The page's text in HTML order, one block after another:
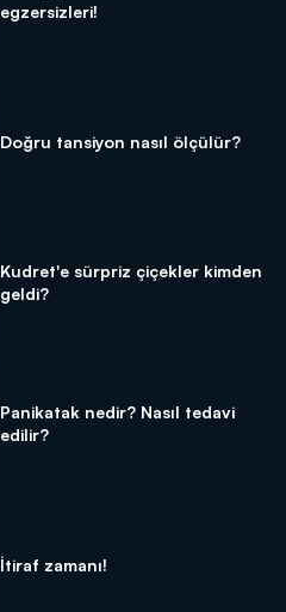
egzersizleri!
Doğru tansiyon nasıl ölçülür?
Kudret'e sürpriz çiçekler kimden
geldi?
Panikatak nedir? Nasıl tedavi
edilir?
İtiraf zamanı!